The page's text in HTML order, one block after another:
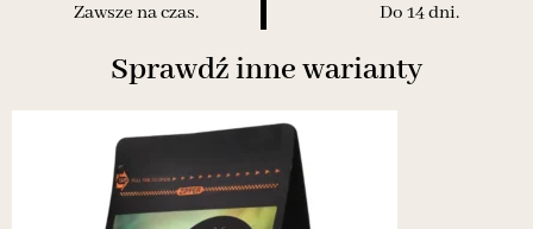
Zawsze na czas.
Do 14 dni.
Sprawdź inne warianty